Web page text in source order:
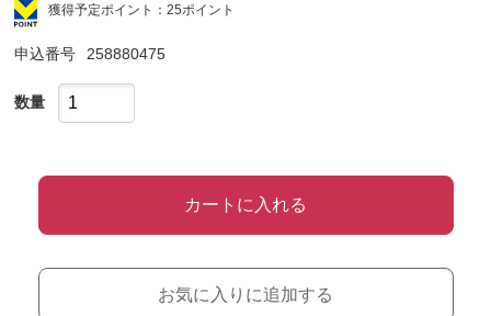
獲得予定ポイント：25ポイント
申込番号 258880475
数量
カートに入れる
お気に入りに追加する